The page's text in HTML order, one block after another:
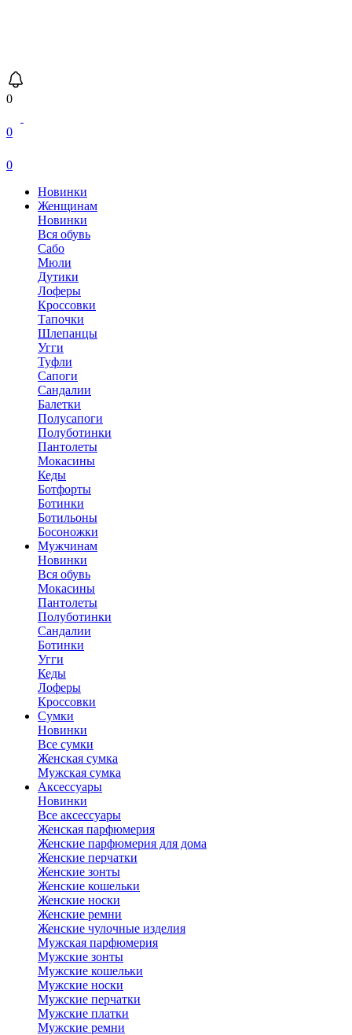
0
0
0
Новинки
Женщинам
Новинки
Вся обувь
Сабо
Мюли
Дутики
Лоферы
Кроссовки
Тапочки
Шлепанцы
Угги
Туфли
Сапоги
Сандалии
Балетки
Полусапоги
Полуботинки
Пантолеты
Мокасины
Кеды
Ботфорты
Ботинки
Ботильоны
Босоножки
Мужчинам
Новинки
Вся обувь
Мокасины
Пантолеты
Полуботинки
Сандалии
Ботинки
Угги
Кеды
Лоферы
Кроссовки
Сумки
Новинки
Все сумки
Женская сумка
Мужская сумка
Аксессуары
Новинки
Все аксессуары
Женская парфюмерия
Женские парфюмерия для дома
Женские перчатки
Женские зонты
Женские кошельки
Женские носки
Женские ремни
Женские чулочные изделия
Мужская парфюмерия
Мужские зонты
Мужские кошельки
Мужские носки
Мужские перчатки
Мужские платки
Мужские ремни